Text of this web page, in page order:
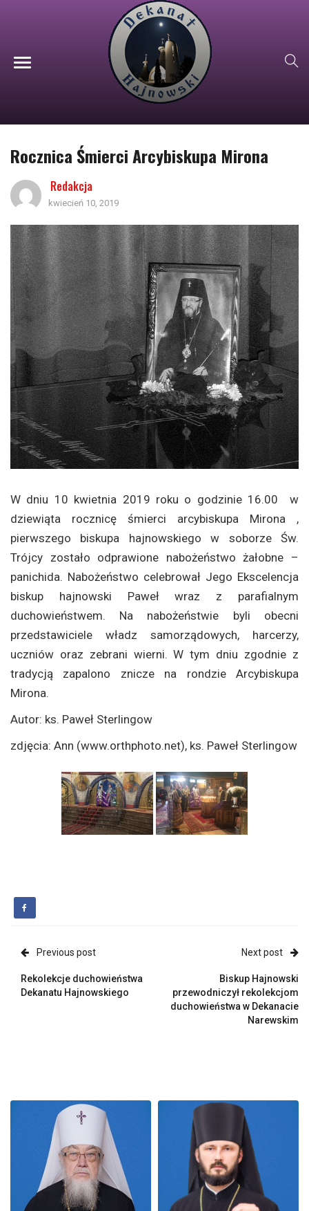
Rocznica Śmierci Arcybiskupa Mirona
Redakcja
kwiecień 10, 2019
W dniu 10 kwietnia 2019 roku o godzinie 16.00 w
dziewiąta rocznicę śmierci arcybiskupa Mirona ,
pierwszego biskupa hajnowskiego w soborze Św.
Trójcy zostało odprawione nabożeństwo żałobne –
panichida. Nabożeństwo celebrował Jego Ekscelencja
biskup hajnowski Paweł wraz z parafialnym
duchowieństwem. Na nabożeństwie byli obecni
przedstawiciele władz samorządowych, harcerzy,
uczniów oraz zebrani wierni. W tym dniu zgodnie z
tradycją zapalono znicze na rondzie Arcybiskupa
Mirona.
Autor: ks. Paweł Sterlingow
zdjęcia: Ann (www.orthphoto.net), ks. Paweł Sterlingow
Previous post
Rekolekcje duchowieństwa
Dekanatu Hajnowskiego
Next post
Biskup Hajnowski
przewodniczył rekolekcjom
duchowieństwa w Dekanacie
Narewskim